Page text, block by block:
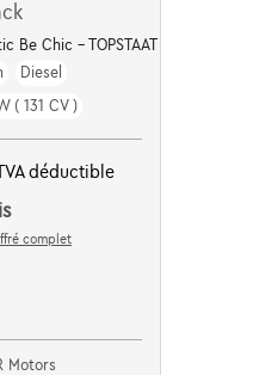
Be Chic - TOPSTAAT
Diesel
( 131 CV )
déductible
complet
Motors